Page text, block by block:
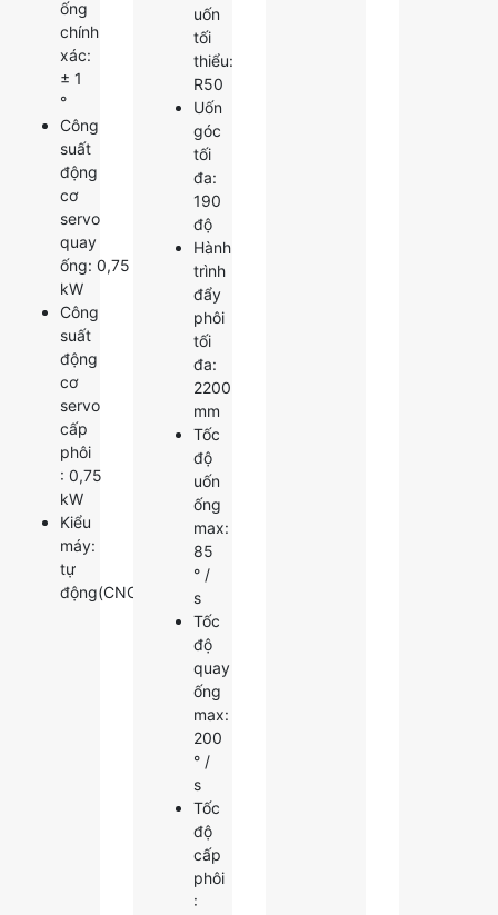
ống
chính
xác:
± 1
°
Công
suất
động
cơ
servo
quay
ống: 0,75
kW
Công
suất
động
cơ
servo
cấp
phôi
: 0,75
kW
Kiểu
máy:
tự
động(CNC)
uốn
tối
thiểu:
R50
Uốn
góc
tối
đa:
190
độ
Hành
trình
đẩy
phôi
tối
đa:
2200
mm
Tốc
độ
uốn
ống
max:
85
° /
s
Tốc
độ
quay
ống
max:
200
° /
s
Tốc
độ
cấp
phôi
: